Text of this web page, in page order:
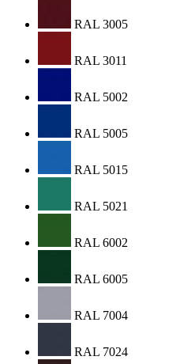
RAL 3005
RAL 3011
RAL 5002
RAL 5005
RAL 5015
RAL 5021
RAL 6002
RAL 6005
RAL 7004
RAL 7024